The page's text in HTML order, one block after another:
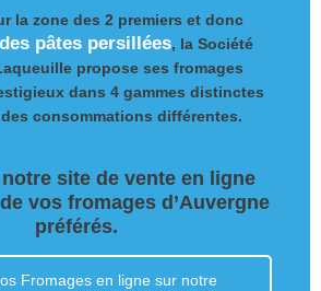
la zone des 2 premiers et donc
pâtes persillées, la Société
propose ses fromages
dans 4 gammes distinctes
consommations différentes.
site de vente en ligne
vos fromages d’Auvergne
préférés.
Fromages en ligne sur notre